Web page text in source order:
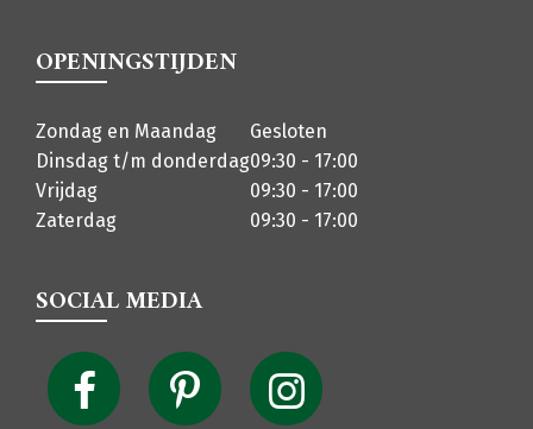
OPENINGSTIJDEN
Zondag en Maandag
Gesloten
Dinsdag t/m donderdag09:30 - 17:00
Vrijdag
09:30 - 17:00
Zaterdag
09:30 - 17:00
SOCIAL MEDIA